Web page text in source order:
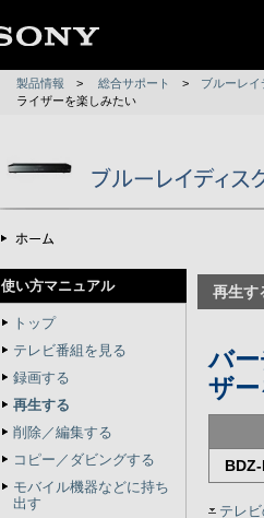
製品情報 > 総合サポート >
ブルーレ
ライザーを楽しみたい
再生す
バ
ザ
テレ
使い方マニュアル
トップ
テレビ番組を見る
録画する
再生する
削除／編集する
コピー／ダビングする
モバイル機器などに持ち
出す